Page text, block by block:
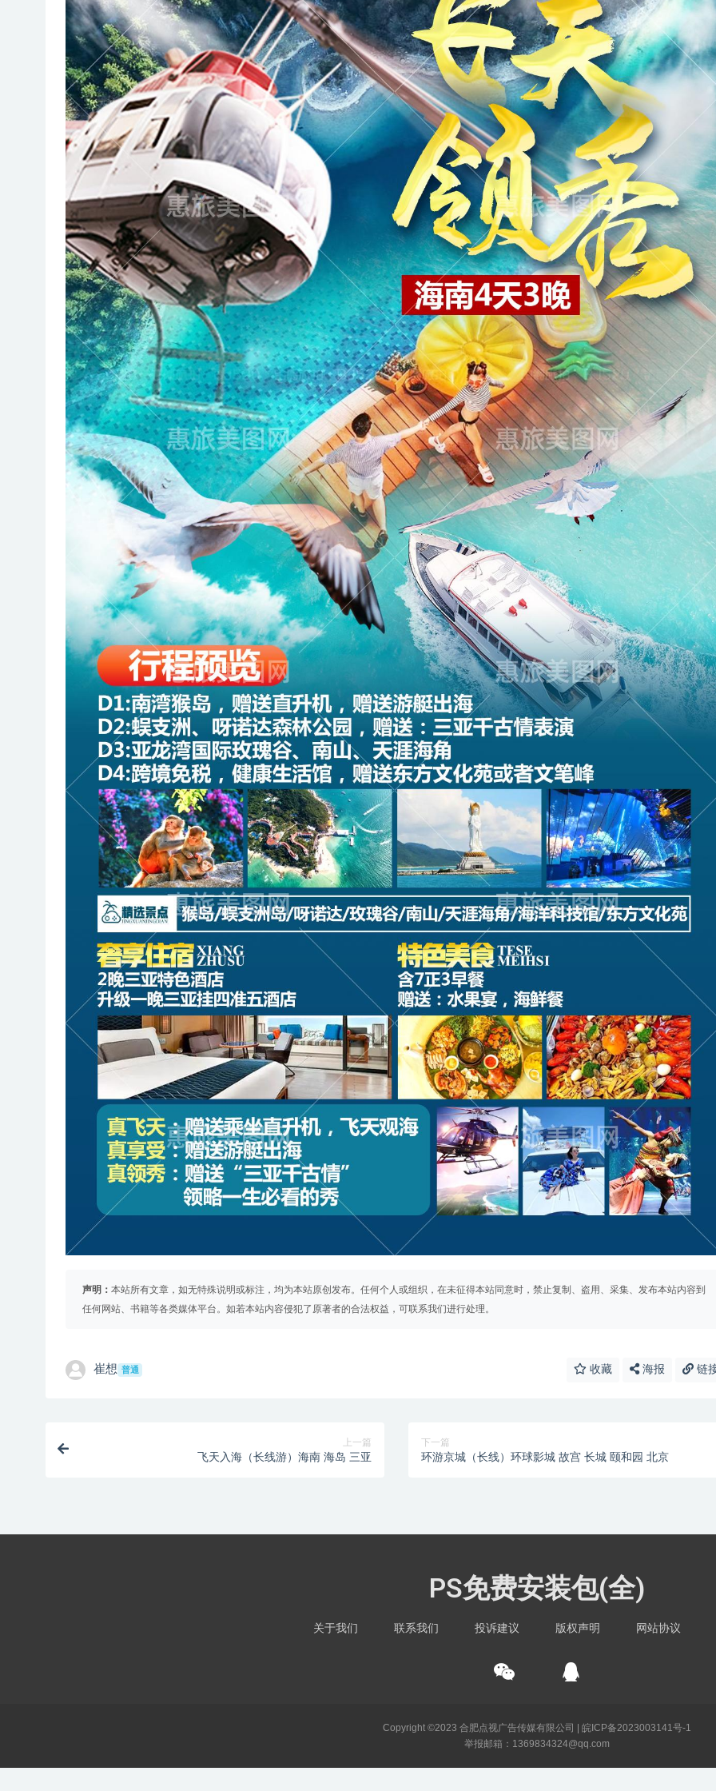
声明： 本站所有文章，如无特殊说明或标注，均为本站原创发布。任何个人或组织，在未征得本站同意时，禁止复制、盗用、采集、发布本站内容到
任何网站、书籍等各类媒体平台。如若本站内容侵犯了原著者的合法权益，可联系我们进行处理。
崔想 普通 收藏 海报 链
上一篇
飞天入海（长线游）海南 海岛 三亚
下一篇
环游京城（长线）环球影城 故宫 长城 颐和园 北京
PS免费安装包(全)
关于我们 联系我们 投诉建议 版权声明 网站协议
Copyright ©2023 合肥点视广告传媒有限公司 | 皖ICP备2023003141号-1
举报邮箱：1369834324@qq.com